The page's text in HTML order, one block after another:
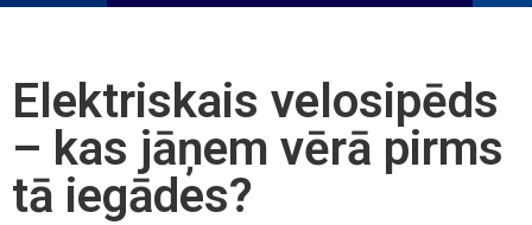
Elektriskais velosipēds
– kas jāņem vērā pirms
tā iegādes?